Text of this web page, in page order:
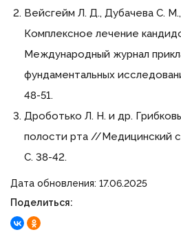
Вейсгейм Л. Д., Дубачева С.
Комплексное лечение
Международный журнал
фундаментальных
48-51.
Дроботько Л. Н. и др.
полости рта //Медицинский
С. 38-42.
Дата обновления: 17.06.2025
Поделиться: